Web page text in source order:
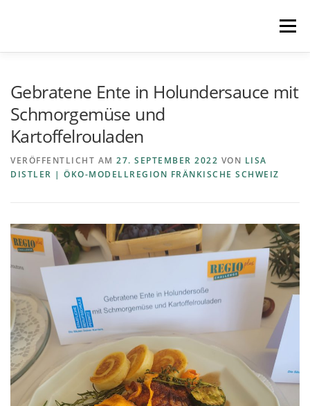
Menü
REGIONEN REGIOPLUS-WISSEN
Gebratene Ente in Holundersauce mit
Schmorgemüse und
Kartoffelrouladen
VERÖFFENTLICHT AM 27. SEPTEMBER 2022 VON LISA
DISTLER | ÖKO-MODELLREGION FRÄNKISCHE SCHWEIZ